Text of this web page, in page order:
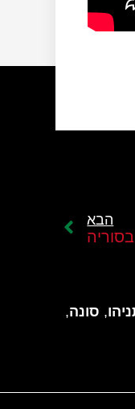
הבא
, סונה,